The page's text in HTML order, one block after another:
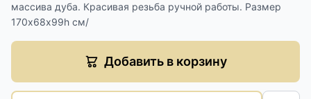
массива дуба. Красивая резьба ручной работы. Размер
170х68х99h см/
Добавить в корзину